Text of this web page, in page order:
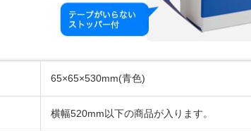
65×65×530mm(青色)
横幅520mm以下の商品が入ります。